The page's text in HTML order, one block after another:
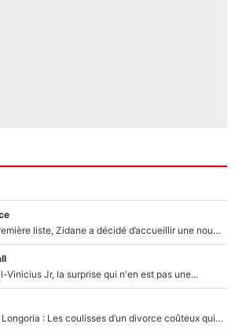
Avant l’annonce de sa première liste, Zidane a décidé d’accueillir une nouvelle tête en équipe de France
Vinicius Jr, la surprise qui n'en est pas une...
Frank McCourt et Pablo Longoria : Les coulisses d’un divorce coûteux qui ruine l’OM à petit feu…